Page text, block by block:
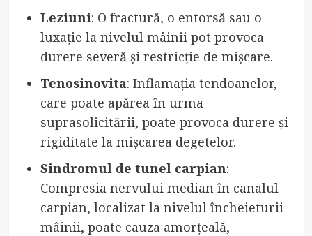
Leziuni: O fractură, o entorsă sau o
luxație la nivelul mâinii pot provoca
durere severă și restricție de mișcare.
Tenosinovita: Inflamația tendoanelor,
care poate apărea în urma
suprasolicitării, poate provoca durere și
rigiditate la mișcarea degetelor.
Sindromul de tunel carpian:
Compresia nervului median în canalul
carpian, localizat la nivelul încheieturii
mâinii, poate cauza amorțeală,